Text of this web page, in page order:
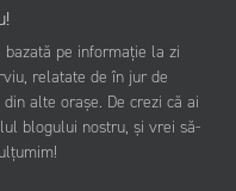
pe informație la zi
relatate de în jur de
alte orașe. De crezi că ai
blogului nostru, și vrei să-